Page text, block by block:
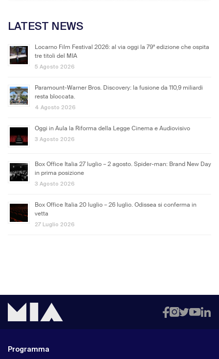
LATEST NEWS
Locarno Film Festival 2026: al via oggi la 79ª edizione che ospita
tre titoli del MIA
5 Agosto 2026
Paramount-Warner Bros. Discovery: la fusione da 110,9 miliardi
resta bloccata.
4 Agosto 2026
Oggi in Aula la Riforma della Legge Cinema e Audiovisivo
3 Agosto 2026
Box Office Italia 27 luglio – 2 agosto. Spider-man: Brand New Day
in prima posizione
3 Agosto 2026
Box Office Italia 20 luglio – 26 luglio. Odissea si conferma in
vetta
27 Luglio 2026
Programma